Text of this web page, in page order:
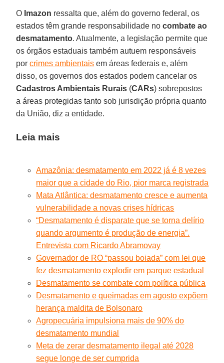
O Imazon ressalta que, além do governo federal, os
estados têm grande responsabilidade nocombate ao
desmatamento. Atualmente, a legislação permite que
os órgãos estaduais também autuem responsáveis
porcrimes ambientais em áreas federais e, além
disso, os governos dos estados podem cancelar os
Cadastros Ambientais Rurais (CARs) sobrepostos
a áreas protegidas tanto sob jurisdição própria quanto
da União, diz a entidade.
Leia mais
Amazônia: desmatamento em 2022 já é 8 vezes
maior que a cidade do Rio, pior marca registrada
Mata Atlântica: desmatamento cresce e aumenta
vulnerabilidade a novas crises hídricas
“Desmatamento é disparate que se torna delírio
quando argumento é produção de energia”.
Entrevista com Ricardo Abramovay
Governador de RO “passou boiada” com lei que
fez desmatamento explodir em parque estadual
Desmatamento se combate com política pública
Desmatamento e queimadas em agosto expõem
herança maldita de Bolsonaro
Agropecuária impulsiona mais de 90% do
desmatamento mundial
Meta de zerar desmatamento ilegal até 2028
segue longe de ser cumprida